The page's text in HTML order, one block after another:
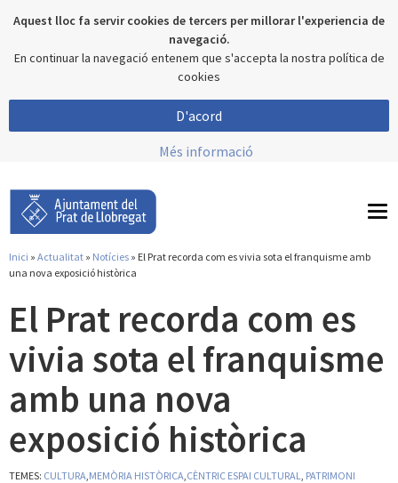
Aquest lloc fa servir cookies de tercers per millorar l'experiencia de
navegació.
En continuar la navegació entenem que s'accepta la nostra política de
cookies
D'acord
Més informació
Esteu aquí
Inici » Actualitat » Notícies » El Prat recorda com es vivia sota el franquisme amb
una nova exposició històrica
El Prat recorda com es
vivia sota el franquisme
amb una nova
exposició històrica
TEMES: CULTURA,MEMÒRIA HISTÒRICA,CÈNTRIC ESPAI CULTURAL, PATRIMONI